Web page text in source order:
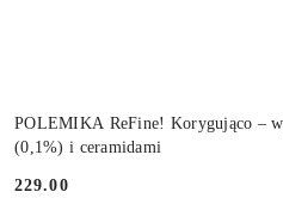
POLEMIKA ReFine! Korygująco –
(0,1%) i ceramidami
Cena:
229.00